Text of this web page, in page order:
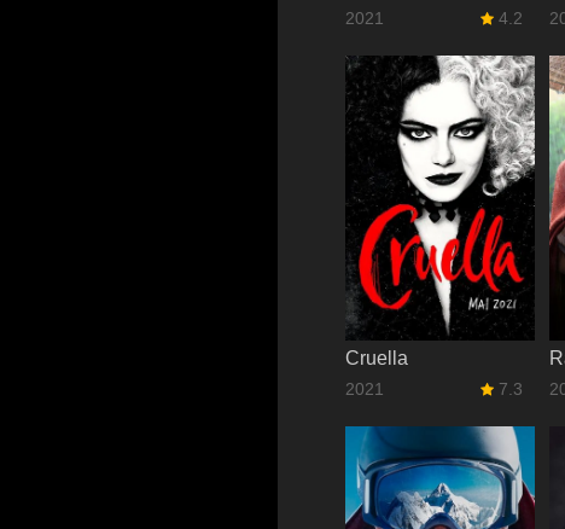
2021 4.2
Cruella
2021 7.3